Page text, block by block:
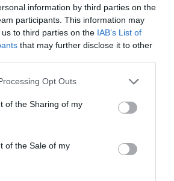
information by third parties on the
participants. This information may
to third parties on the IAB’s List of
that may further disclose it to other
website/app uses one or more Google
or usage behaviour. You may click to
to Google and its third-party tags to
specified purposes in below Google
Opt Outs
of the Sharing of my
of the Sale of my